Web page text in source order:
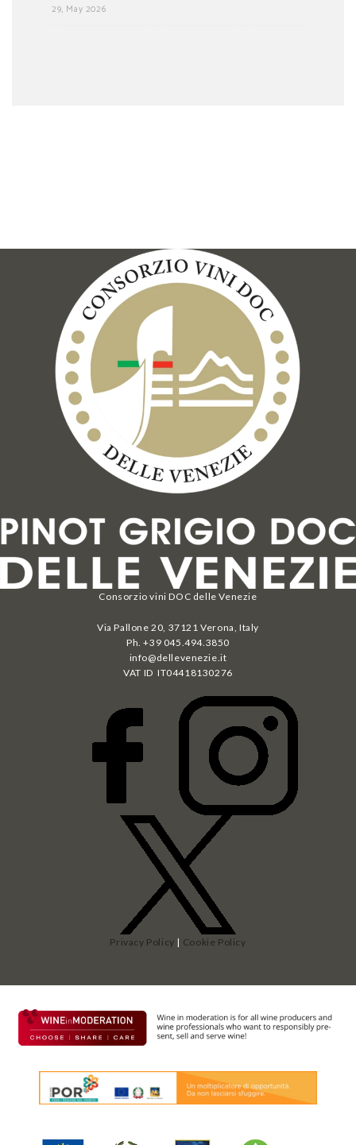
29, May 2026
Consorzio vini DOC delle Venezie
Via Pallone 20, 37121 Verona, Italy
Ph. +39 045.494.3850
info@dellevenezie.it
VAT ID IT04418130276
Privacy Policy | Cookie Policy